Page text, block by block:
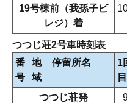
19号棟前（我孫子ビ
レジ）着
つつじ荘2号車時刻表
番
号
地
域
停留所名
1
目
つつじ荘発